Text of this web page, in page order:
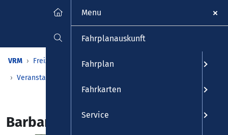
VRM Freizeit
Veranstaltungen & Kalender
Veranstaltungen
Barbarossamarkt
Menu
Fahrplanauskunft
Fahrplan
Fahrkarten
Service